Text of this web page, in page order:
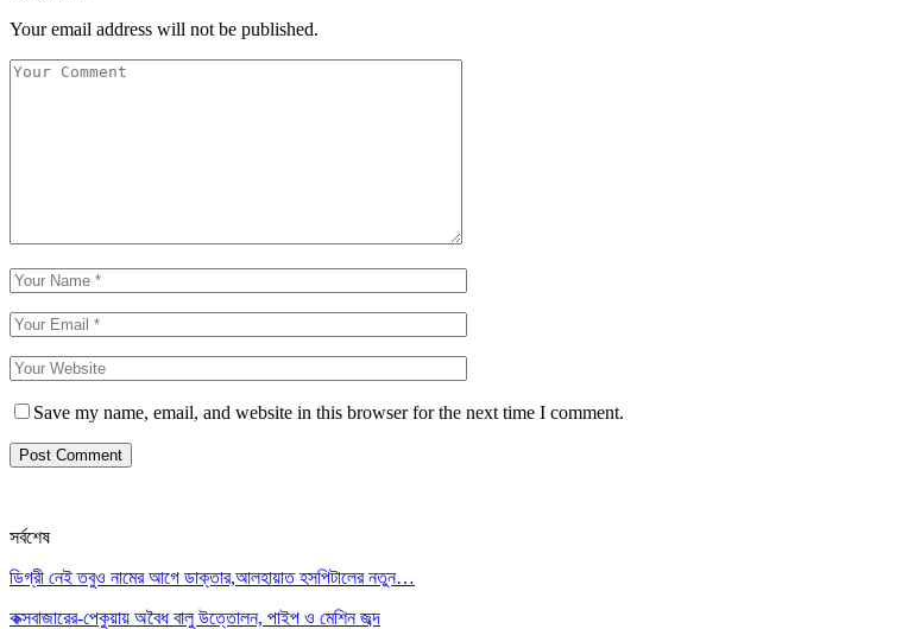
Your email address will not be published.
Save my name, email, and website in this browser for the next time I comment.
সর্বশেষ
ডিগ্রী নেই তবুও নামের আগে ডাক্তার,আলহায়াত হসপিটালের নতুন…
কক্সবাজারের-পেকুয়ায় অবৈধ বালু উত্তোলন, পাইপ ও মেশিন জব্দ